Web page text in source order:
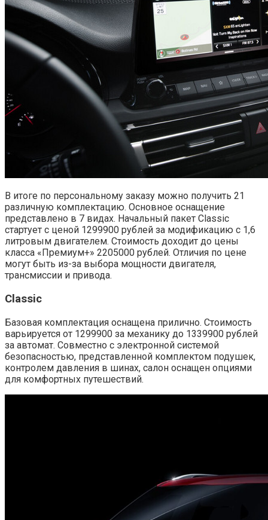
В итоге по персональному заказу можно получить 21
различную комплектацию. Основное оснащение
представлено в 7 видах. Начальный пакет Classic
стартует с ценой 1299900 рублей за модификацию с 1,6
литровым двигателем. Стоимость доходит до цены
класса «Премиум+» 2205000 рублей. Отличия по цене
могут быть из-за выбора мощности двигателя,
трансмиссии и привода.
Classic
Базовая комплектация оснащена прилично. Стоимость
варьируется от 1299900 за механику до 1339900 рублей
за автомат. Совместно с электронной системой
безопасностью, представленной комплектом подушек,
контролем давления в шинах, салон оснащен опциями
для комфортных путешествий.